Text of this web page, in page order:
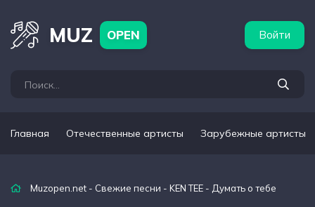
MUZ OPEN Войти
Главная Отечественные артисты Зарубежные артисты
Muzopen.net - Свежие песни - KEN TEE - Думать о тебе
артисты Популярные подборки